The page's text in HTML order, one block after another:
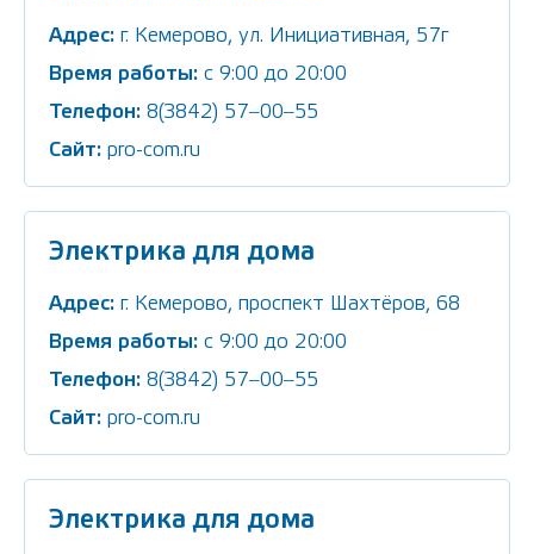
Адрес: г. Кемерово, ул. Инициативная, 57г
Время работы: c 9:00 до 20:00
Телефон: 8(3842) 57‒00‒55
Сайт: pro-com.ru
Электрика для дома
Адрес: г. Кемерово, проспект Шахтёров, 68
Время работы: c 9:00 до 20:00
Телефон: 8(3842) 57‒00‒55
Сайт: pro-com.ru
Электрика для дома